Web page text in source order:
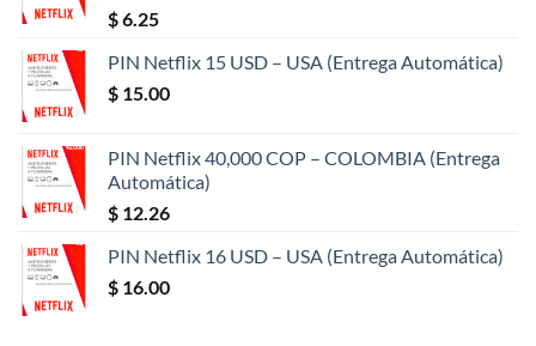
$6.25
PIN Netflix 15 USD – USA (Entrega Automática)
$ 15.00
PIN Netflix 40,000 COP – COLOMBIA (Entrega
Automática)
$ 12.26
PIN Netflix 16 USD – USA (Entrega Automática)
$ 16.00